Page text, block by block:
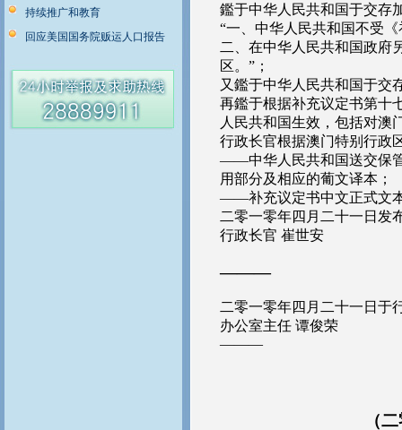
持续推广和教育
回应美国国务院贩运人口报告
鑑于中华人民共和国于交存
“一、中华人民共和国不受
二、在中华人民共和国政府
区。”；
又鑑于中华人民共和国于交
再鑑于根据补充议定书第十
人民共和国生效，包括对澳
行政长官根据澳门特别行政
——中华人民共和国送交保
用部分及相应的葡文译本；
——补充议定书中文正式文
二零一零年四月二十一日发
行政长官 崔世安
———
二零一零年四月二十一日于
办公室主任 谭俊荣
———
（